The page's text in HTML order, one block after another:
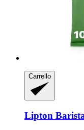
Carrello
Lipton